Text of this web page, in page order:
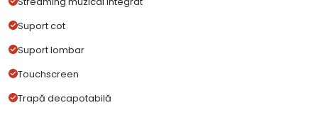
Suport cot
Suport lombar
Touchscreen
Trapă decapotabilă